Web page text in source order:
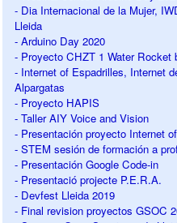
- Dia Internacional de la Mujer,
Lleida
- Arduino Day 2020
- Proyecto CHZT 1 Water Rocket
- Internet of Espadrilles, Internet
Alpargatas
- Proyecto HAPIS
- Taller AIY Voice and Vision
- Presentación proyecto Internet
- STEM sesión de formación a
- Presentación Google Code-in
- Presentació projecte P.E.R.A.
- Devfest Lleida 2019
- Final revision proyectos GSOC